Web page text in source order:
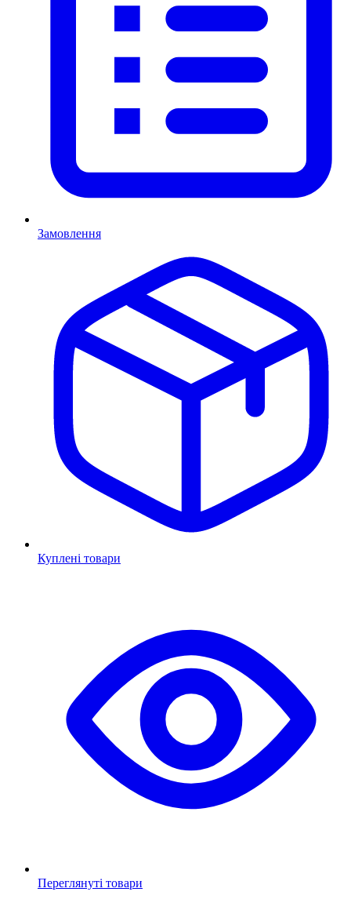
Замовлення
Куплені товари
Переглянуті товари